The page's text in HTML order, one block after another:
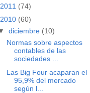
2011 (74)
2010 (60)
diciembre (10)
Normas sobre aspectos
contables de las
sociedades ...
Las Big Four acaparan el
95,9% del mercado
según l...